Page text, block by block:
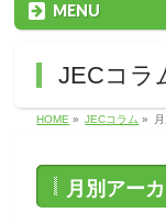
MENU
JECコラ
HOME » JECコラム »
月別アー